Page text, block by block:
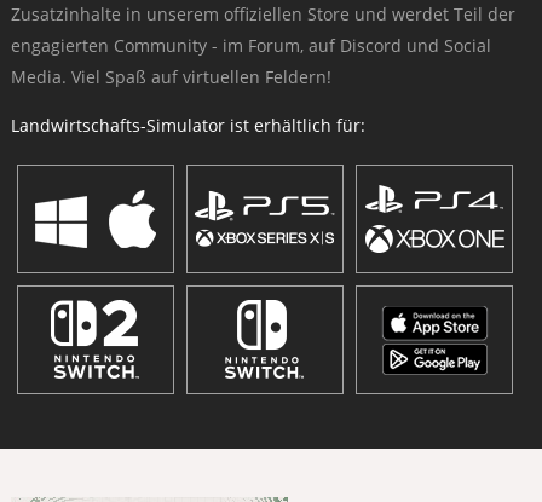
Zusatzinhalte in unserem offiziellen Store und werdet Teil der
engagierten Community - im Forum, auf Discord und Social
Media. Viel Spaß auf virtuellen Feldern!
Landwirtschafts-Simulator ist erhältlich für: